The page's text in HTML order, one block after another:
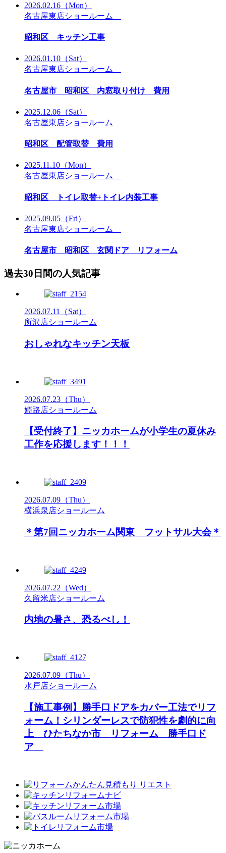
2026.02.16 （Mon）
名古屋東店ショールーム
昭和区 キッチン工事
2026.01.10 （Sat）
名古屋東店ショールーム
名古屋市 昭和区 内窓取り付け 費用
2025.12.06 （Sat）
名古屋東店ショールーム
昭和区 配管取替 費用
2025.11.10 （Mon）
名古屋東店ショールーム
昭和区 トイレ取替+トイレ内装工事
2025.09.05 （Fri）
名古屋東店ショールーム
名古屋市 昭和区 玄関ドア リフォーム
過去30日間の人気記事
2026.07.11
（Sat）
所沢店ショールーム
おしゃれなキッチン天板
2026.07.23 （Thu）
姫路店ショールーム
【受付終了】ニッカホームが小学生の夏休み
工作を応援します！！！
2026.07.09 （Thu）
横浜泉店ショールーム
＊第7回ニッカホーム関東 フットサル大会＊
2026.07.22 （Wed）
久留米店ショールーム
内地の暑さ、恐るべし！
2026.07.09 （Thu）
水戸店ショールーム
【施工事例】勝手口ドアをカバー工法でリフ
ォーム！シリンダーレスで防犯性を劇的に向
上 ひたちなか市 リフォーム 勝手口ド
ア